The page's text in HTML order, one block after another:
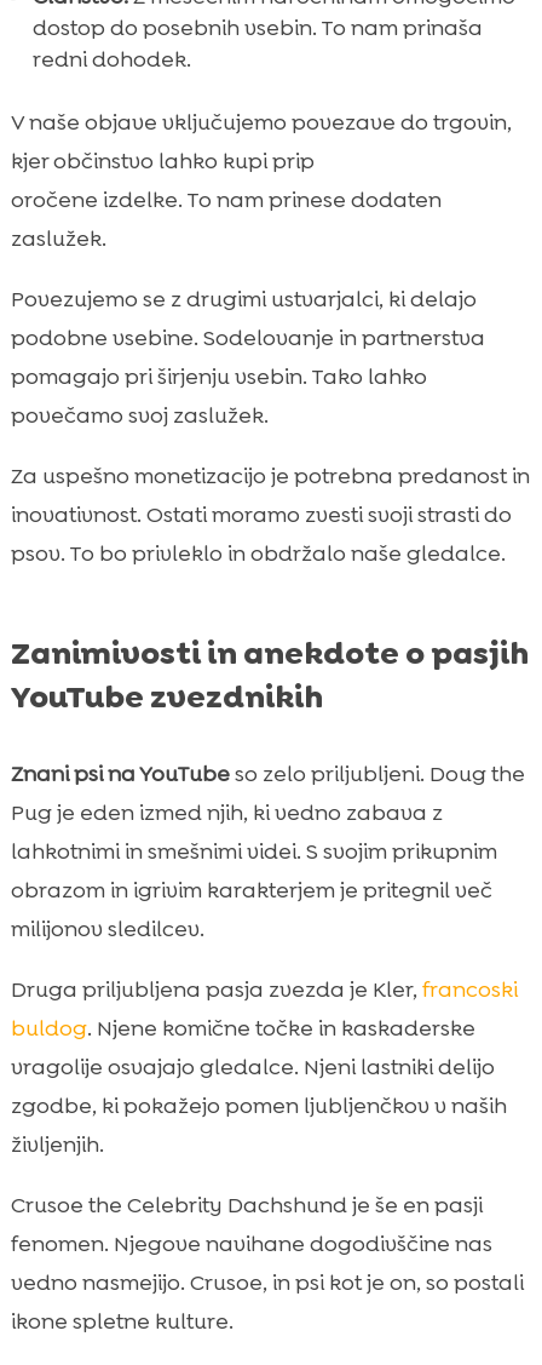
dostop do posebnih vsebin. To nam prinaša
redni dohodek.
V naše objave vključujemo povezave do trgovin,
kjer občinstvo lahko kupi prip
oročene izdelke. To nam prinese dodaten
zaslužek.
Povezujemo se z drugimi ustvarjalci, ki delajo
podobne vsebine. Sodelovanje in partnerstva
pomagajo pri širjenju vsebin. Tako lahko
povečamo svoj zaslužek.
Za uspešno monetizacijo je potrebna predanost in
inovativnost. Ostati moramo zvesti svoji strasti do
psov. To bo privleklo in obdržalo naše gledalce.
Zanimivosti in anekdote o pasjih
YouTube zvezdnikih
Znani psi na YouTubeso zelo priljubljeni. Doug the
Pug je eden izmed njih, ki vedno zabava z
lahkotnimi in smešnimi videi. S svojim prikupnim
obrazom in igrivim karakterjem je pritegnil več
milijonov sledilcev.
Druga priljubljena pasja zvezda je Kler, francoski
buldog. Njene komične točke in kaskaderske
vragolije osvajajo gledalce. Njeni lastniki delijo
zgodbe, ki pokažejo pomen ljubljenčkov v naših
življenjih.
Crusoe the Celebrity Dachshund je še en pasji
fenomen. Njegove navihane dogodivščine nas
vedno nasmejijo. Crusoe, in psi kot je on, so postali
ikone spletne kulture.